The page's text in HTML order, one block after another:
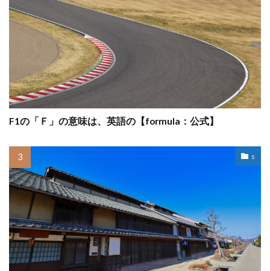
F1の「Ｆ」の意味は、英語の【formula：公式】
s